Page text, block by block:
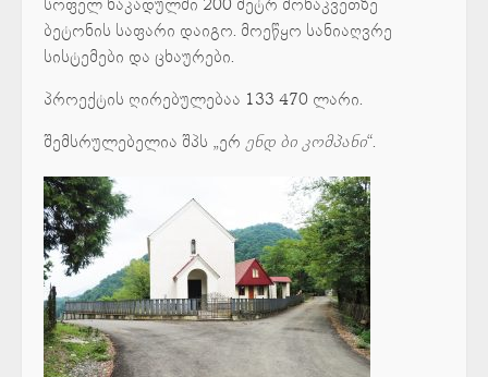
სოფელ ნაკადულში 200 მეტრ მონაკვეთზე
ბეტონის საფარი დაიგო. მოეწყო სანიაღვრე
სისტემები და ცხაურები.
პროექტის ღირებულებაა 133 470 ლარი.
შემსრულებელია შპს „ერ ენდ ბი კომპანი“.